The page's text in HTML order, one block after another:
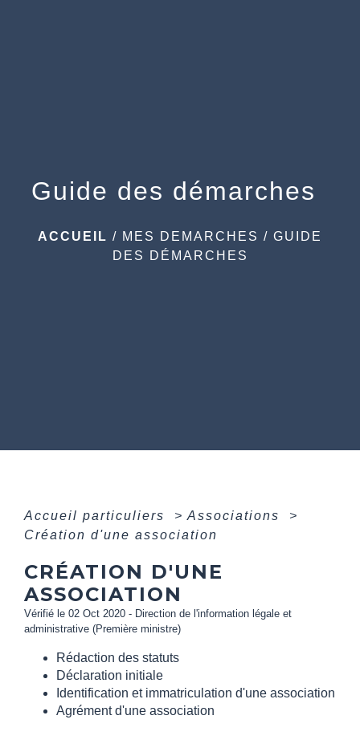
Guide des démarches
ACCUEIL / MES DEMARCHES / GUIDE
DES DÉMARCHES
Accueil particuliers > Associations
>
Création d'une association
CRÉATION D'UNE
ASSOCIATION
Vérifié le 02 Oct 2020 - Direction de l'information légale et
administrative (Première ministre)
Rédaction des statuts
Déclaration initiale
Identification et immatriculation d'une association
Agrément d'une association